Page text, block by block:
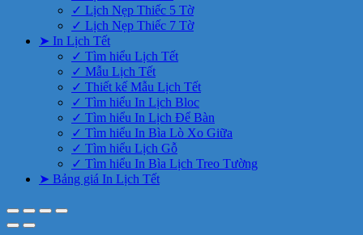
✓ Lịch Nẹp Thiếc 5 Tờ
✓ Lịch Nẹp Thiếc 7 Tờ
➤ In Lịch Tết
✓ Tìm hiểu Lịch Tết
✓ Mẫu Lịch Tết
✓ Thiết kế Mẫu Lịch Tết
✓ Tìm hiểu In Lịch Bloc
✓ Tìm hiểu In Lịch Để Bàn
✓ Tìm hiểu In Bìa Lò Xo Giữa
✓ Tìm hiểu Lịch Gỗ
✓ Tìm hiểu In Bìa Lịch Treo Tường
➤ Bảng giá In Lịch Tết